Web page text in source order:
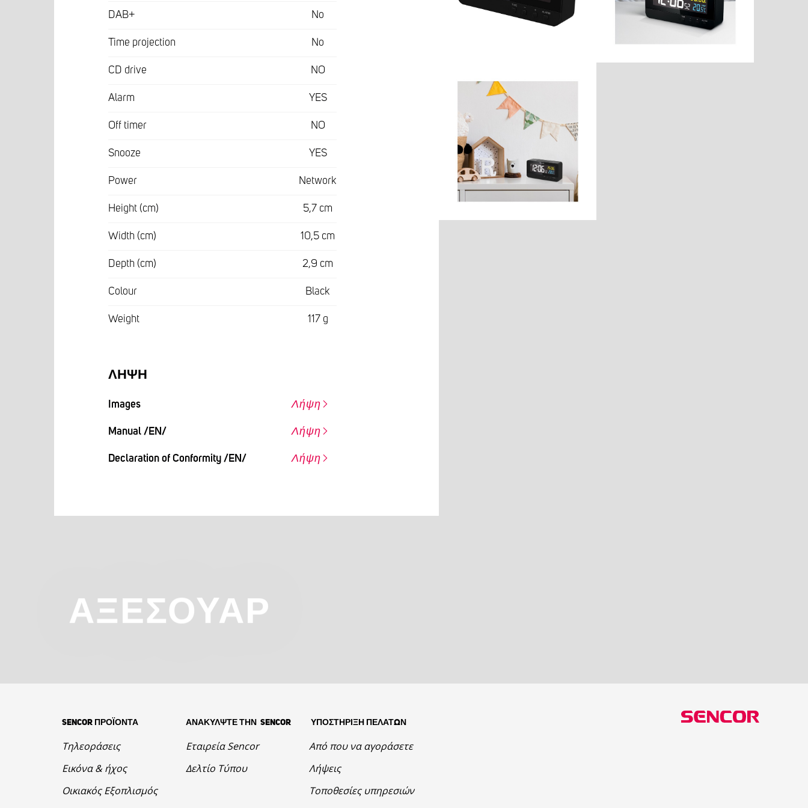
DAB+ No
Time projection No
CD drive NO
Alarm YES
Off timer NO
Snooze YES
Power Network
Height (cm) 5,7 cm
Width (cm) 10,5 cm
Depth (cm) 2,9 cm
Colour Black
Weight 117 g
ΛΉΨΗ
Images Λήψη
Manual /EN/ Λήψη
Declaration of Conformity /EN/ Λήψη
ΑΞΕΣΟΥΆΡ
SENCOR ΠΡΟΪΟΝΤΑ
Τηλεοράσεις
Εικόνα & ήχος
Οικιακός Εξοπλισμός
ΑΝΑΚΥΛΨΤΕ ΤΗΝ SENCOR
Εταιρεία Sencor
Δελτίο Τύπου
ΥΠΟΣΤΗΡΙΞΗ ΠΕΛΑΤΩΝ
Από που να αγοράσετε
Λήψεις
Τοποθεσίες υπηρεσιών